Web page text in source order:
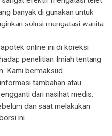
banyak di gunakan untuk
solusi mengatasi wanita
online ini di koreksi
penelitian ilmiah tentang
Kami bermaksud
tambahan atau
dari nasihat medis.
dan saat melakukan
ini.